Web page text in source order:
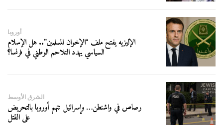
أوروبا
الإليزيه يفتح ملف “الإخوان المسلمين”.. هل الإسلام
السياسي يهدد التلاحم الوطني في فرنسا؟
الشرق الأوسط
رصاص في واشنطن… وإسرائيل تتهم أوروبا بالتحريض
على القتل